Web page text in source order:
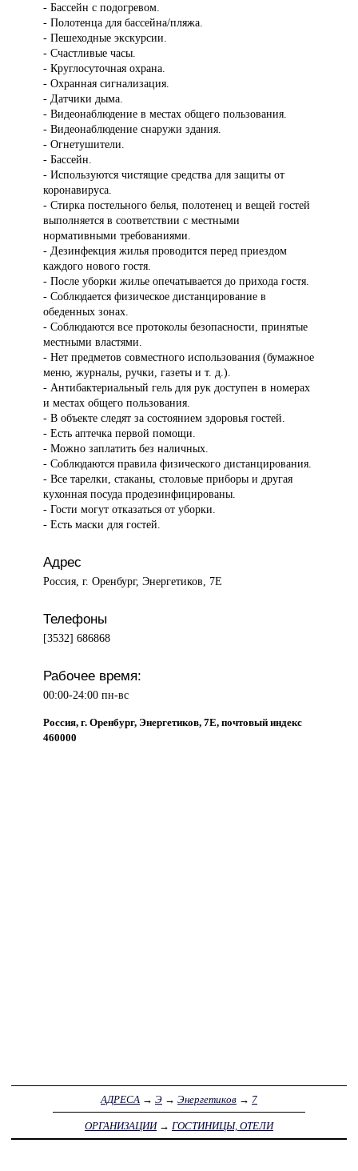
- Бассейн с подогревом.
- Полотенца для бассейна/пляжа.
- Пешеходные экскурсии.
- Счастливые часы.
- Круглосуточная охрана.
- Охранная сигнализация.
- Датчики дыма.
- Видеонаблюдение в местах общего пользования.
- Видеонаблюдение снаружи здания.
- Огнетушители.
- Бассейн.
- Используются чистящие средства для защиты от
коронавируса.
- Стирка постельного белья, полотенец и вещей гостей
выполняется в соответствии с местными
нормативными требованиями.
- Дезинфекция жилья проводится перед приездом
каждого нового гостя.
- После уборки жилье опечатывается до прихода гостя.
- Соблюдается физическое дистанцирование в
обеденных зонах.
- Соблюдаются все протоколы безопасности, принятые
местными властями.
- Нет предметов совместного использования (бумажное
меню, журналы, ручки, газеты и т. д.).
- Антибактериальный гель для рук доступен в номерах
и местах общего пользования.
- В объекте следят за состоянием здоровья гостей.
- Есть аптечка первой помощи.
- Можно заплатить без наличных.
- Соблюдаются правила физического дистанцирования.
- Все тарелки, стаканы, столовые приборы и другая
кухонная посуда продезинфицированы.
- Гости могут отказаться от уборки.
- Есть маски для гостей.
Адрес
Россия, г. Оренбург, Энергетиков, 7E
Телефоны
[3532] 686868
Рабочее время:
00:00-24:00 пн-вс
Россия, г. Оренбург, Энергетиков, 7E, почтовый индекс
460000
АДРЕСА → Э → Энергетиков → 7
ОРГАНИЗАЦИИ→ ГОСТИНИЦЫ, ОТЕЛИ